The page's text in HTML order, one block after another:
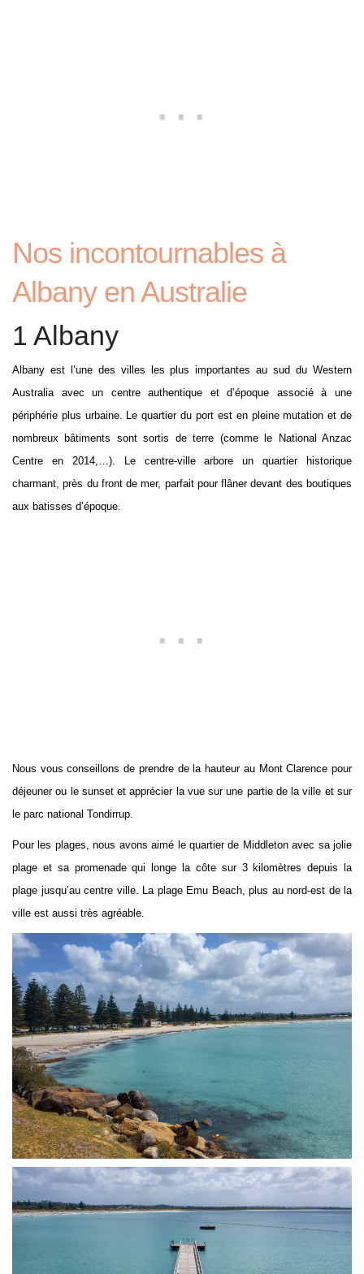
Nos incontournables à
Albany en Australie
1 Albany
Albany est l’une des villes les plus importantes au sud du Western
Australia avec un centre authentique et d’époque associé à une
périphérie plus urbaine. Le quartier du port est en pleine mutation et de
nombreux bâtiments sont sortis de terre (comme le National Anzac
Centre en 2014,…). Le centre-ville arbore un quartier historique
charmant, près du front de mer, parfait pour flâner devant des boutiques
aux batisses d’époque.
Nous vous conseillons de prendre de la hauteur au Mont Clarence pour
déjeuner ou le sunset et apprécier la vue sur une partie de la ville et sur
le parc national Tondirrup.
Pour les plages, nous avons aimé le quartier de Middleton avec sa jolie
plage et sa promenade qui longe la côte sur 3 kilomètres depuis la
plage jusqu’au centre ville. La plage Emu Beach, plus au nord-est de la
ville est aussi très agréable.